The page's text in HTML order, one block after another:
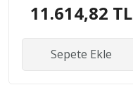
11.614,82 TL
Sepete Ekle